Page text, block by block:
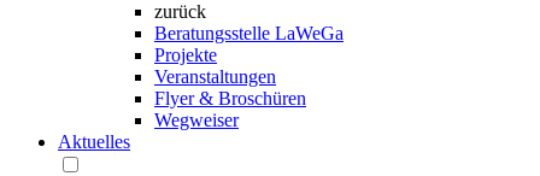
zurück
Beratungsstelle LaWeGa
Projekte
Veranstaltungen
Flyer & Broschüren
Wegweiser
Aktuelles